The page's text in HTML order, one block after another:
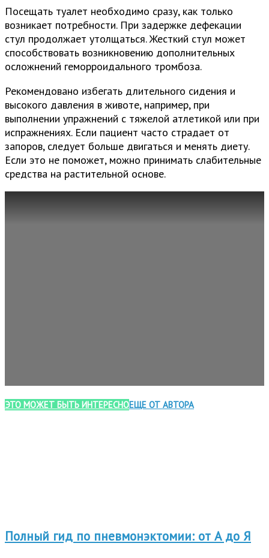
Посещать туалет необходимо сразу, как только
возникает потребности. При задержке дефекации
стул продолжает утолщаться. Жесткий стул может
способствовать возникновению дополнительных
осложнений геморроидального тромбоза.
Рекомендовано избегать длительного сидения и
высокого давления в животе, например, при
выполнении упражнений с тяжелой атлетикой или при
испражнениях. Если пациент часто страдает от
запоров, следует больше двигаться и менять диету.
Если это не поможет, можно принимать слабительные
средства на растительной основе.
ЭТО МОЖЕТ БЫТЬ ИНТЕРЕСНОЕЩЕ ОТ АВТОРА
Полный гид по пневмонэктомии: от А до Я